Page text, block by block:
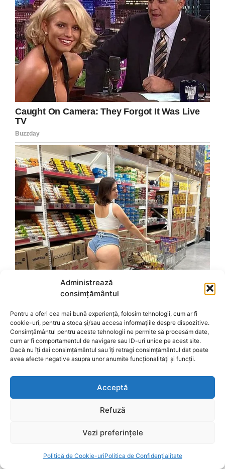
Administrează
consimțământul
Pentru a oferi cea mai bună experiență, folosim tehnologii, cum ar fi
cookie-uri, pentru a stoca și/sau accesa informațiile despre dispozitive.
Consimțământul pentru aceste tehnologii ne permite să procesăm date,
cum ar fi comportamentul de navigare sau ID-uri unice pe acest site.
Dacă nu îți dai consimțământul sau îți retragi consimțământul dat poate
avea afecte negative asupra unor anumite funcționalități și funcții.
Acceptă
Refuză
Vezi preferințele
Politică de Cookie-uriPolitica de Confidențialitate